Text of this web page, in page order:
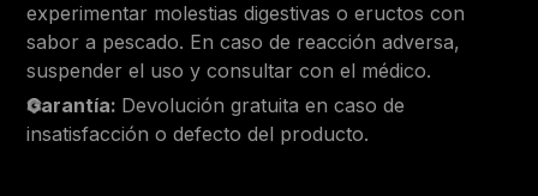
experimentar molestias digestivas o eructos con
sabor a pescado. En caso de reacción adversa,
suspender el uso y consultar con el médico.
Garantía: Devolución gratuita en caso de
insatisfacción o defecto del producto.